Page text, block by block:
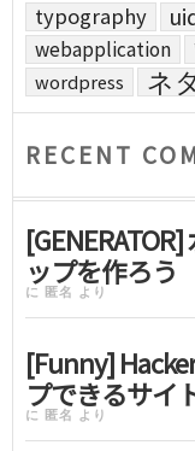
typography
webapplication
wordpress ネ
RECENT
ップを作ろう
に 匿名 より
[Funny]
プできるサイ
に 匿名 より